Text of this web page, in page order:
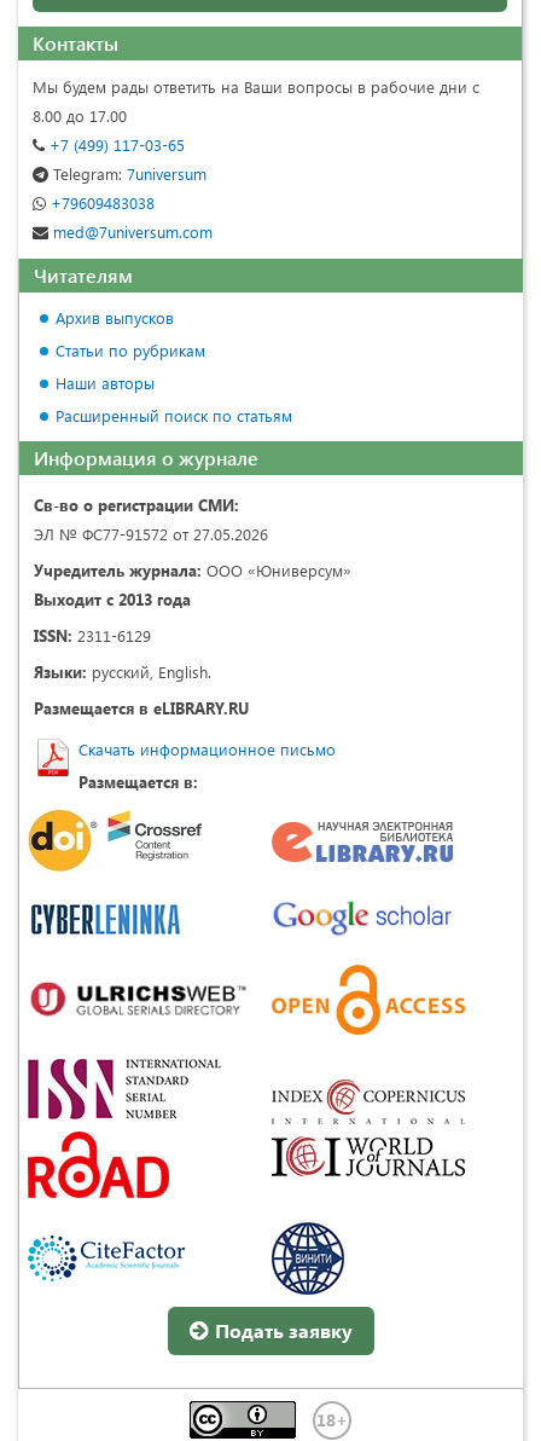
Контакты
Мы будем рады ответить на Ваши вопросы в рабочие дни с
8.00 до 17.00
+7 (499) 117-03-65
Telegram: 7universum
+79609483038
med@7universum.com
Читателям
Архив выпусков
Статьи по рубрикам
Наши авторы
Расширенный поиск по статьям
Информация о журнале
Св-во о регистрации СМИ:
ЭЛ № ФС77-91572 от 27.05.2026
Учредитель журнала: ООО «Юниверсум»
Выходит с 2013 года
ISSN: 2311-6129
Языки: русский, English.
Размещается в eLIBRARY.RU
Скачать информационное письмо
Размещается в:
Подать заявку